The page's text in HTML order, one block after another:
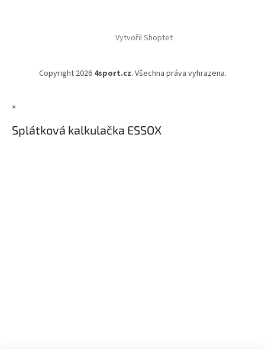
Vytvořil Shoptet
Copyright 2026 4sport.cz. Všechna práva vyhrazena.
×
Splátková kalkulačka ESSOX